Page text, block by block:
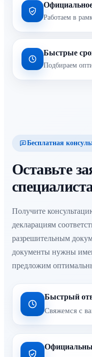
Работаем в
Быстрые
Подбираем
Бесплатная
Оставьте
Получите
декларациям
разрешительным
документы нужны
предложим
Быстрый
Свяжемся с